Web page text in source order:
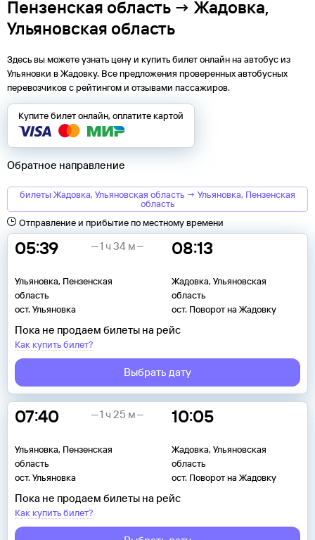
Пензенская область → Жадовка,
Ульяновская область
Здесь вы можете узнать цену и купить билет онлайн на автобус из
Ульяновки вЖадовку. Все предложения проверенных автобусных
перевозчиков с рейтингом и отзывами пассажиров.
Купите билет онлайн, оплатите картой
Обратное направление
билеты Жадовка, Ульяновская область → Ульяновка, Пензенская
область
Отправление и прибытие по местному времени
05:39
Ульяновка, Пензенская
область
ост. Ульяновка
08:13
Жадовка, Ульяновская
область
ост. Поворот на Жадовку
1 ч 34 м
Пока не продаем билеты на рейс
Как купить билет?
Выбрать дату
07:40
Ульяновка, Пензенская
область
ост. Ульяновка
10:05
Жадовка, Ульяновская
область
ост. Поворот на Жадовку
1 ч 25 м
Пока не продаем билеты на рейс
Как купить билет?